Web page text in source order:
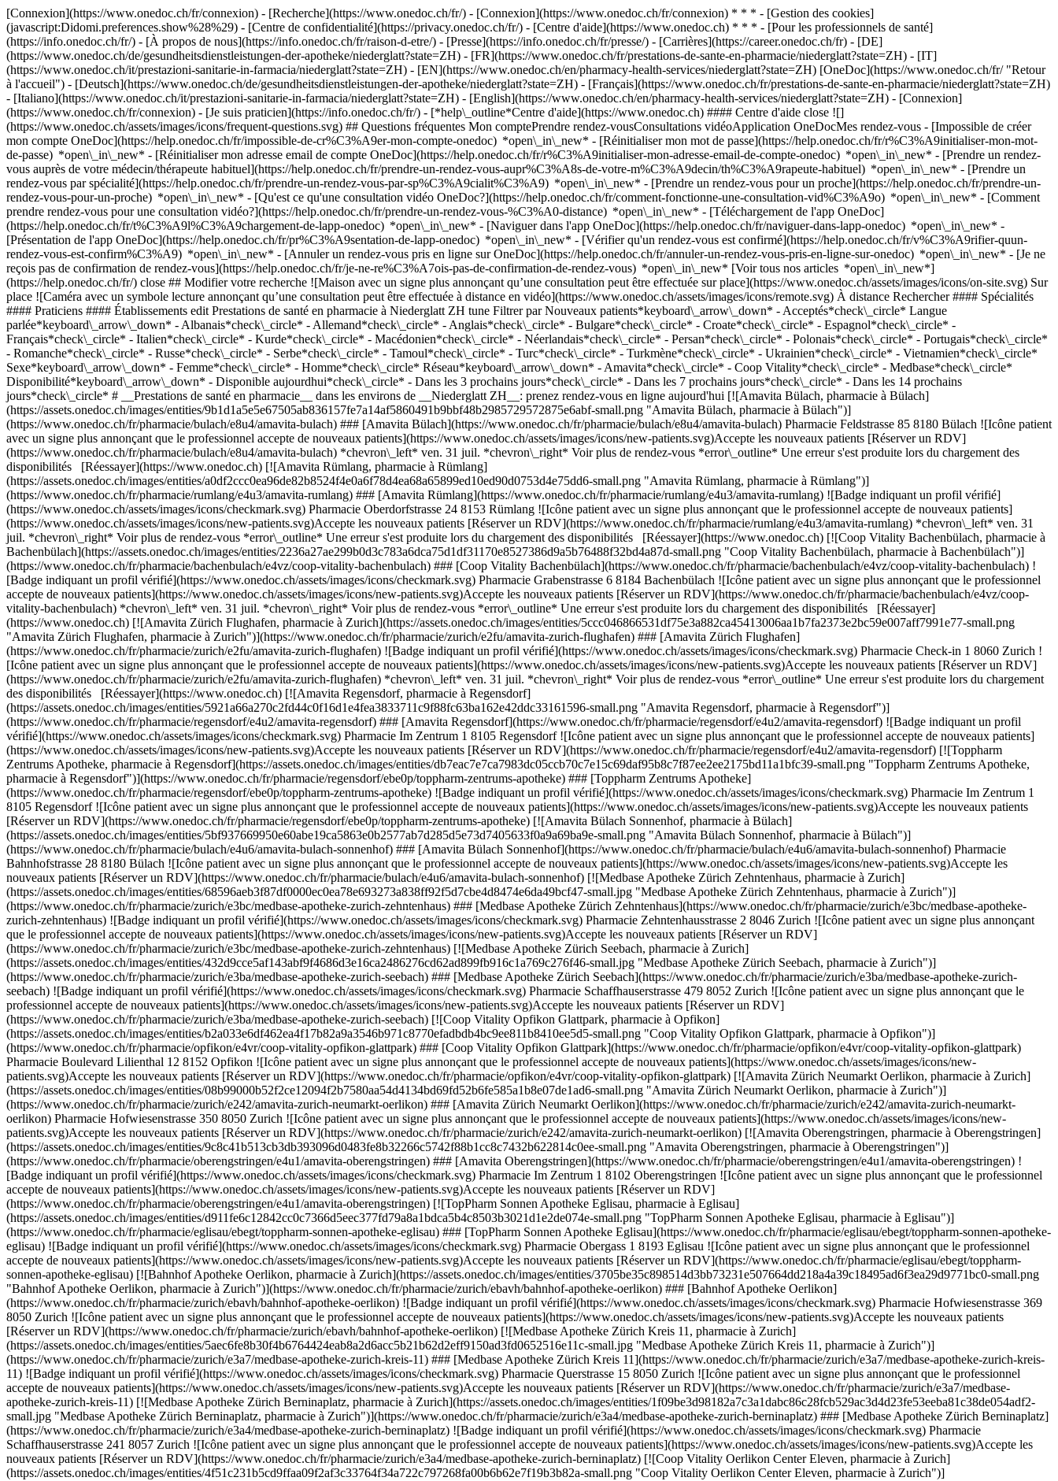
[Connexion](https://www.onedoc.ch/fr/connexion) - [Recherche](https://www.onedoc.ch/fr/) - [Connexion](https://www.onedoc.ch/fr/connexion) * * * - [Gestion des cookies]
(javascript:Didomi.preferences.show%28%29) - [Centre de confidentialité](https://privacy.onedoc.ch/fr/) - [Centre d'aide](https://www.onedoc.ch) * * * - [Pour les professionnels de santé]
(https://info.onedoc.ch/fr/) - [À propos de nous](https://info.onedoc.ch/fr/raison-d-etre/) - [Presse](https://info.onedoc.ch/fr/presse/) - [Carrières](https://career.onedoc.ch/fr) - [DE]
(https://www.onedoc.ch/de/gesundheitsdienstleistungen-der-apotheke/niederglatt?state=ZH) - [FR](https://www.onedoc.ch/fr/prestations-de-sante-en-pharmacie/niederglatt?state=ZH) - [IT]
(https://www.onedoc.ch/it/prestazioni-sanitarie-in-farmacia/niederglatt?state=ZH) - [EN](https://www.onedoc.ch/en/pharmacy-health-services/niederglatt?state=ZH) [OneDoc](https://www.onedoc.ch/fr/ "Retour
à l'accueil") - [Deutsch](https://www.onedoc.ch/de/gesundheitsdienstleistungen-der-apotheke/niederglatt?state=ZH) - [Français](https://www.onedoc.ch/fr/prestations-de-sante-en-pharmacie/niederglatt?state=ZH)
- [Italiano](https://www.onedoc.ch/it/prestazioni-sanitarie-in-farmacia/niederglatt?state=ZH) - [English](https://www.onedoc.ch/en/pharmacy-health-services/niederglatt?state=ZH) - [Connexion]
(https://www.onedoc.ch/fr/connexion) - [Je suis praticien](https://info.onedoc.ch/fr/) - [*help\_outline*Centre d'aide](https://www.onedoc.ch) #### Centre d'aide close ![]
(https://www.onedoc.ch/assets/images/icons/frequent-questions.svg) ## Questions fréquentes Mon comptePrendre rendez-vousConsultations vidéoApplication OneDocMes rendez-vous - [Impossible de créer
mon compte OneDoc](https://help.onedoc.ch/fr/impossible-de-cr%C3%A9er-mon-compte-onedoc) *open\_in\_new* - [Réinitialiser mon mot de passe](https://help.onedoc.ch/fr/r%C3%A9initialiser-mon-mot-
de-passe) *open\_in\_new* - [Réinitialiser mon adresse email de compte OneDoc](https://help.onedoc.ch/fr/r%C3%A9initialiser-mon-adresse-email-de-compte-onedoc) *open\_in\_new* - [Prendre un rendez-
vous auprès de votre médecin/thérapeute habituel](https://help.onedoc.ch/fr/prendre-un-rendez-vous-aupr%C3%A8s-de-votre-m%C3%A9decin/th%C3%A9rapeute-habituel) *open\_in\_new* - [Prendre un
rendez-vous par spécialité](https://help.onedoc.ch/fr/prendre-un-rendez-vous-par-sp%C3%A9cialit%C3%A9) *open\_in\_new* - [Prendre un rendez-vous pour un proche](https://help.onedoc.ch/fr/prendre-un-
rendez-vous-pour-un-proche) *open\_in\_new* - [Qu'est ce qu'une consultation vidéo OneDoc?](https://help.onedoc.ch/fr/comment-fonctionne-une-consultation-vid%C3%A9o) *open\_in\_new* - [Comment
prendre rendez-vous pour une consultation vidéo?](https://help.onedoc.ch/fr/prendre-un-rendez-vous-%C3%A0-distance) *open\_in\_new* - [Téléchargement de l'app OneDoc]
(https://help.onedoc.ch/fr/t%C3%A9l%C3%A9chargement-de-lapp-onedoc) *open\_in\_new* - [Naviguer dans l'app OneDoc](https://help.onedoc.ch/fr/naviguer-dans-lapp-onedoc) *open\_in\_new* -
[Présentation de l'app OneDoc](https://help.onedoc.ch/fr/pr%C3%A9sentation-de-lapp-onedoc) *open\_in\_new* - [Vérifier qu'un rendez-vous est confirmé](https://help.onedoc.ch/fr/v%C3%A9rifier-quun-rendez-vous-est-confirm%C3%A9) *open\_in\_new* - [Annuler un rendez-vous pris en ligne sur OneDoc](https://help.onedoc.ch/fr/annuler-un-rendez-vous-pris-en-ligne-sur-onedoc) *open\_in\_new* - [Je ne reçois pas de confirmation de rendez-vous](https://help.onedoc.ch/fr/je-ne-re%C3%A7ois-pas-de-confirmation-de-rendez-vous) *open\_in\_new* [Voir tous nos articles *open\_in\_new*](https://help.onedoc.ch/fr/) close ## Modifier votre recherche ![Maison avec un signe plus annonçant qu’une consultation peut être effectuée sur place](https://www.onedoc.ch/assets/images/icons/on-site.svg) Sur place ![Caméra avec un symbole lecture annonçant qu’une consultation peut être effectuée à distance en vidéo](https://www.onedoc.ch/assets/images/icons/remote.svg) À distance Rechercher #### Spécialités #### Praticiens #### Établissements edit Prestations de santé en pharmacie à Niederglatt ZH tune Filtrer par Nouveaux patients*keyboard\_arrow\_down* - Acceptés*check\_circle* Langue parlée*keyboard\_arrow\_down* - Albanais*check\_circle* - Allemand*check\_circle* - Anglais*check\_circle* - Bulgare*check\_circle* - Croate*check\_circle* - Espagnol*check\_circle* - Français*check\_circle* - Italien*check\_circle* - Kurde*check\_circle* - Macédonien*check\_circle* - Néerlandais*check\_circle* - Persan*check\_circle* - Polonais*check\_circle* - Portugais*check\_circle* - Romanche*check\_circle* - Russe*check\_circle* - Serbe*check\_circle* - Tamoul*check\_circle* - Turc*check\_circle* - Turkmène*check\_circle* - Ukrainien*check\_circle* - Vietnamien*check\_circle* Sexe*keyboard\_arrow\_down* - Femme*check\_circle* - Homme*check\_circle* Réseau*keyboard\_arrow\_down* - Amavita*check\_circle* - Coop Vitality*check\_circle* - Medbase*check\_circle* Disponibilité*keyboard\_arrow\_down* - Disponible aujourdhui*check\_circle* - Dans les 3 prochains jours*check\_circle* - Dans les 7 prochains jours*check\_circle* - Dans les 14 prochains jours*check\_circle* # __Prestations de santé en pharmacie__ dans les environs de __Niederglatt ZH__: prenez rendez-vous en ligne aujourd'hui [![Amavita Bülach, pharmacie à Bülach](https://assets.onedoc.ch/images/entities/9b1d1a5e5e67505ab836157fe7a14af5860491b9bbf48b2985729572875e6abf-small.png "Amavita Bülach, pharmacie à Bülach")](https://www.onedoc.ch/fr/pharmacie/bulach/e8u4/amavita-bulach) ### [Amavita Bülach](https://www.onedoc.ch/fr/pharmacie/bulach/e8u4/amavita-bulach) Pharmacie Feldstrasse 85 8180 Bülach ![Icône patient avec un signe plus annonçant que le professionnel accepte de nouveaux patients](https://www.onedoc.ch/assets/images/icons/new-patients.svg)Accepte les nouveaux patients [Réserver un RDV](https://www.onedoc.ch/fr/pharmacie/bulach/e8u4/amavita-bulach) *chevron\_left* ven. 31 juil. *chevron\_right* Voir plus de rendez-vous *error\_outline* Une erreur s'est produite lors du chargement des disponibilités [Réessayer](https://www.onedoc.ch) [![Amavita Rümlang, pharmacie à Rümlang](https://assets.onedoc.ch/images/entities/a0df2ccc0ea96de82b8524f4e0a6f78d4ea68a65899ed10ed90d0753d4e75dd6-small.png "Amavita Rümlang, pharmacie à Rümlang")](https://www.onedoc.ch/fr/pharmacie/rumlang/e4u3/amavita-rumlang) ### [Amavita Rümlang](https://www.onedoc.ch/fr/pharmacie/rumlang/e4u3/amavita-rumlang) ![Badge indiquant un profil vérifié](https://www.onedoc.ch/assets/images/icons/checkmark.svg) Pharmacie Oberdorfstrasse 24 8153 Rümlang ![Icône patient avec un signe plus annonçant que le professionnel accepte de nouveaux patients](https://www.onedoc.ch/assets/images/icons/new-patients.svg)Accepte les nouveaux patients [Réserver un RDV](https://www.onedoc.ch/fr/pharmacie/rumlang/e4u3/amavita-rumlang) *chevron\_left* ven. 31 juil. *chevron\_right* Voir plus de rendez-vous *error\_outline* Une erreur s'est produite lors du chargement des disponibilités [Réessayer](https://www.onedoc.ch) [![Coop Vitality Bachenbülach, pharmacie à Bachenbülach](https://assets.onedoc.ch/images/entities/2236a27ae299b0d3c783a6dca75d1df31170e8527386d9a5b76488f32bd4a87d-small.png "Coop Vitality Bachenbülach, pharmacie à Bachenbülach")](https://www.onedoc.ch/fr/pharmacie/bachenbulach/e4vz/coop-vitality-bachenbulach) ### [Coop Vitality Bachenbülach](https://www.onedoc.ch/fr/pharmacie/bachenbulach/e4vz/coop-vitality-bachenbulach) ![Badge indiquant un profil vérifié](https://www.onedoc.ch/assets/images/icons/checkmark.svg) Pharmacie Grabenstrasse 6 8184 Bachenbülach ![Icône patient avec un signe plus annonçant que le professionnel accepte de nouveaux patients](https://www.onedoc.ch/assets/images/icons/new-patients.svg)Accepte les nouveaux patients [Réserver un RDV](https://www.onedoc.ch/fr/pharmacie/bachenbulach/e4vz/coop-vitality-bachenbulach) *chevron\_left* ven. 31 juil. *chevron\_right* Voir plus de rendez-vous *error\_outline* Une erreur s'est produite lors du chargement des disponibilités [Réessayer](https://www.onedoc.ch) [![Amavita Zürich Flughafen, pharmacie à Zurich](https://assets.onedoc.ch/images/entities/5ccc046866531df75e3a882ca45413006aa1b7fa2373e2bc59e007aff7991e77-small.png "Amavita Zürich Flughafen, pharmacie à Zurich")](https://www.onedoc.ch/fr/pharmacie/zurich/e2fu/amavita-zurich-flughafen) ### [Amavita Zürich Flughafen](https://www.onedoc.ch/fr/pharmacie/zurich/e2fu/amavita-zurich-flughafen) ![Badge indiquant un profil vérifié](https://www.onedoc.ch/assets/images/icons/checkmark.svg) Pharmacie Check-in 1 8060 Zurich ![Icône patient avec un signe plus annonçant que le professionnel accepte de nouveaux patients](https://www.onedoc.ch/assets/images/icons/new-patients.svg)Accepte les nouveaux patients [Réserver un RDV](https://www.onedoc.ch/fr/pharmacie/zurich/e2fu/amavita-zurich-flughafen) *chevron\_left* ven. 31 juil. *chevron\_right* Voir plus de rendez-vous *error\_outline* Une erreur s'est produite lors du chargement des disponibilités [Réessayer](https://www.onedoc.ch) [![Amavita Regensdorf, pharmacie à Regensdorf](https://assets.onedoc.ch/images/entities/5921a66a270c2fd44c0f16d1e4fea3833711c9f88fc63ba162e42ddc33161596-small.png "Amavita Regensdorf, pharmacie à Regensdorf")](https://www.onedoc.ch/fr/pharmacie/regensdorf/e4u2/amavita-regensdorf) ### [Amavita Regensdorf](https://www.onedoc.ch/fr/pharmacie/regensdorf/e4u2/amavita-regensdorf) ![Badge indiquant un profil vérifié](https://www.onedoc.ch/assets/images/icons/checkmark.svg) Pharmacie Im Zentrum 1 8105 Regensdorf ![Icône patient avec un signe plus annonçant que le professionnel accepte de nouveaux patients](https://www.onedoc.ch/assets/images/icons/new-patients.svg)Accepte les nouveaux patients [Réserver un RDV](https://www.onedoc.ch/fr/pharmacie/regensdorf/e4u2/amavita-regensdorf) [![Toppharm Zentrums Apotheke, pharmacie à Regensdorf](https://assets.onedoc.ch/images/entities/db7eac7e7ca7983dc05ccb70c7e15c69daf95b8c7f87ee2ee2175bd11a1bfc39-small.png "Toppharm Zentrums Apotheke, pharmacie à Regensdorf")](https://www.onedoc.ch/fr/pharmacie/regensdorf/ebe0p/toppharm-zentrums-apotheke) ### [Toppharm Zentrums Apotheke](https://www.onedoc.ch/fr/pharmacie/regensdorf/ebe0p/toppharm-zentrums-apotheke) ![Badge indiquant un profil vérifié](https://www.onedoc.ch/assets/images/icons/checkmark.svg) Pharmacie Im Zentrum 1 8105 Regensdorf ![Icône patient avec un signe plus annonçant que le professionnel accepte de nouveaux patients](https://www.onedoc.ch/assets/images/icons/new-patients.svg)Accepte les nouveaux patients [Réserver un RDV](https://www.onedoc.ch/fr/pharmacie/regensdorf/ebe0p/toppharm-zentrums-apotheke) [![Amavita Bülach Sonnenhof, pharmacie à Bülach](https://assets.onedoc.ch/images/entities/5bf937669950e60abe19ca5863e0b2577ab7d285d5e73d7405633f0a9a69ba9e-small.png "Amavita Bülach Sonnenhof, pharmacie à Bülach")](https://www.onedoc.ch/fr/pharmacie/bulach/e4u6/amavita-bulach-sonnenhof) ### [Amavita Bülach Sonnenhof](https://www.onedoc.ch/fr/pharmacie/bulach/e4u6/amavita-bulach-sonnenhof) Pharmacie Bahnhofstrasse 28 8180 Bülach ![Icône patient avec un signe plus annonçant que le professionnel accepte de nouveaux patients](https://www.onedoc.ch/assets/images/icons/new-patients.svg)Accepte les nouveaux patients [Réserver un RDV](https://www.onedoc.ch/fr/pharmacie/bulach/e4u6/amavita-bulach-sonnenhof) [![Medbase Apotheke Zürich Zehntenhaus, pharmacie à Zurich](https://assets.onedoc.ch/images/entities/68596aeb3f87df0000ec0ea78e693273a838ff92f5d7cbe4d8474e6da49bcf47-small.jpg "Medbase Apotheke Zürich Zehntenhaus, pharmacie à Zurich")](https://www.onedoc.ch/fr/pharmacie/zurich/e3bc/medbase-apotheke-zurich-zehntenhaus) ### [Medbase Apotheke Zürich Zehntenhaus](https://www.onedoc.ch/fr/pharmacie/zurich/e3bc/medbase-apotheke-zurich-zehntenhaus) ![Badge indiquant un profil vérifié](https://www.onedoc.ch/assets/images/icons/checkmark.svg) Pharmacie Zehntenhausstrasse 2 8046 Zurich ![Icône patient avec un signe plus annonçant que le professionnel accepte de nouveaux patients](https://www.onedoc.ch/assets/images/icons/new-patients.svg)Accepte les nouveaux patients [Réserver un RDV](https://www.onedoc.ch/fr/pharmacie/zurich/e3bc/medbase-apotheke-zurich-zehntenhaus) [![Medbase Apotheke Zürich Seebach, pharmacie à Zurich](https://assets.onedoc.ch/images/entities/432d9cce5af143abf9f4686d3e16ca2486276cd62ad899fb916c1a769c276f46-small.jpg "Medbase Apotheke Zürich Seebach, pharmacie à Zurich")](https://www.onedoc.ch/fr/pharmacie/zurich/e3ba/medbase-apotheke-zurich-seebach) ### [Medbase Apotheke Zürich Seebach](https://www.onedoc.ch/fr/pharmacie/zurich/e3ba/medbase-apotheke-zurich-seebach) ![Badge indiquant un profil vérifié](https://www.onedoc.ch/assets/images/icons/checkmark.svg) Pharmacie Schaffhauserstrasse 479 8052 Zurich ![Icône patient avec un signe plus annonçant que le professionnel accepte de nouveaux patients](https://www.onedoc.ch/assets/images/icons/new-pat